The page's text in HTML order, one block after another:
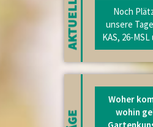
Noch
unsere
KAS, 26-
Woher
wohin